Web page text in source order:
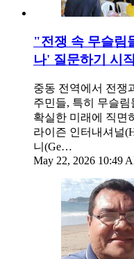
"전쟁 속 무슬림
나' 질문하기 시
중동 전역에서 전쟁
주민들, 특히 무슬
확실한 미래에 직면
라이즌 인터내셔널
니(Ge…
May 22, 2026 10:49